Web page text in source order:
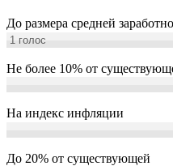
До размера средней
1 голос
Не более 10% от
На индекс инфляции
До 20% от существующей